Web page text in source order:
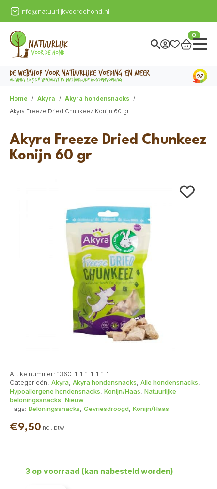
info@natuurlijkvoordehond.nl
0
Home Akyra
Akyra hondensnacks
Akyra Freeze Dried Chunkeez Konijn 60 gr
Akyra Freeze Dried Chunkeez
Konijn 60 gr
Artikelnummer: 1360-1-1-1-1-1-1-1
Categorieën: Akyra, Akyra hondensnacks, Alle hondensnacks,
Hypoallergene hondensnacks, Konijn/Haas, Natuurlijke
beloningssnacks, Nieuw
Tags: Beloningssnacks, Gevriesdroogd, Konijn/Haas
€9,50Incl. btw
3 op voorraad (kan nabesteld worden)